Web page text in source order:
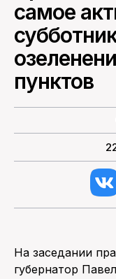
самое
пунктов
На заседании
губернатор